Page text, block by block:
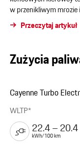
w przenikliwym mrozie
Przeczytaj artykuł
Zużycia
Cayenne Turbo
WLTP*
22.4 – 20.4
kWh/100 km